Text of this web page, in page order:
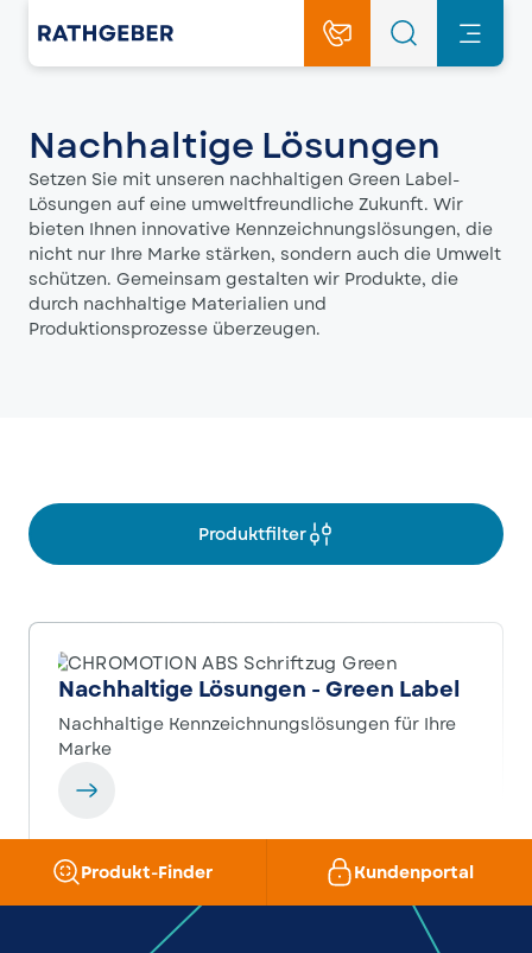
Nachhaltige Lösungen
Setzen Sie mit unseren nachhaltigen Green Label-
Lösungen auf eine umweltfreundliche Zukunft. Wir
bieten Ihnen innovative Kennzeichnungslösungen, die
nicht nur Ihre Marke stärken, sondern auch die Umwelt
schützen. Gemeinsam gestalten wir Produkte, die
durch nachhaltige Materialien und
Produktionsprozesse überzeugen.
Produktfilter
Nachhaltige Lösungen - Green Label
Nachhaltige Kennzeichnungslösungen für Ihre
Marke
Produkt-Finder Kundenportal